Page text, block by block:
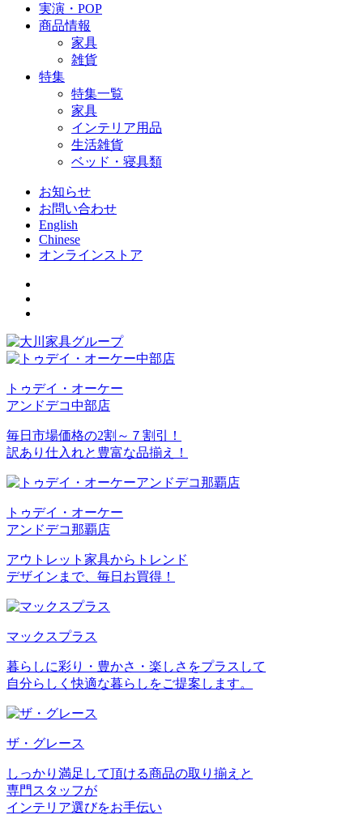
実演・POP
商品情報
家具
雑貨
特集
特集一覧
家具
インテリア用品
生活雑貨
ベッド・寝具類
お知らせ
お問い合わせ
English
Chinese
オンラインストア
トゥデイ・オーケー
アンドデコ中部店
毎日市場価格の2割～７割引！
訳あり仕入れと豊富な品揃え！
トゥデイ・オーケー
アンドデコ那覇店
アウトレット家具からトレンド
デザインまで、毎日お買得！
マックスプラス
暮らしに彩り・豊かさ・楽しさをプラスして
自分らしく快適な暮らしをご提案します。
ザ・グレース
しっかり満足して頂ける商品の取り揃えと
専門スタッフが
インテリア選びをお手伝い